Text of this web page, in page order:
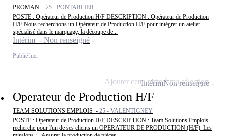
PROMAN - 25 - PONTARLIER
POSTE : Opérateur de Production H/F DESCRIPTION : Opérateur de Production
H/F Nous recherchons un Opérateur de Production H/F pour intégrer un atelier
spécialisé dans le marquage, la découpe de...
Intérim - Non renseigné
Publié hier
Operateur de Production H/F
TEAM SOLUTIONS EMPLOIS - 25 - VALENTIGNEY
POSTE : Operateur de Production H/F DESCRIPTION : Team Solutions Emplois
recherche pour l'un de ses clients un OPÉRATEUR DE PRODUCTION (H/F). Les
IntérimNon renseigné
Ajouter cette offre à ma sélection